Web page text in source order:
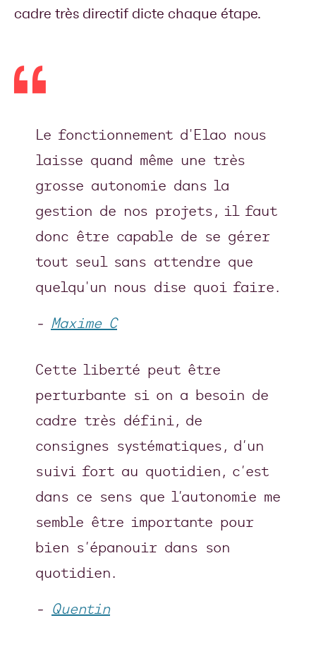
cadre très directif dicte chaque étape.
Le fonctionnement d'Elao nous
laisse quand même une très
grosse autonomie dans la
gestion de nos projets, il faut
donc être capable de se gérer
tout seul sans attendre que
quelqu'un nous dise quoi faire.
- Maxime C
Cette liberté peut être
perturbante si on a besoin de
cadre très défini, de
consignes systématiques, d’un
suivi fort au quotidien, c’est
dans ce sens que l’autonomie me
semble être importante pour
bien s’épanouir dans son
quotidien.
- Quentin